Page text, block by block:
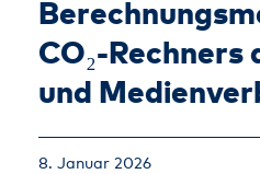
CO₂-Rechners
und
8. Januar 2026